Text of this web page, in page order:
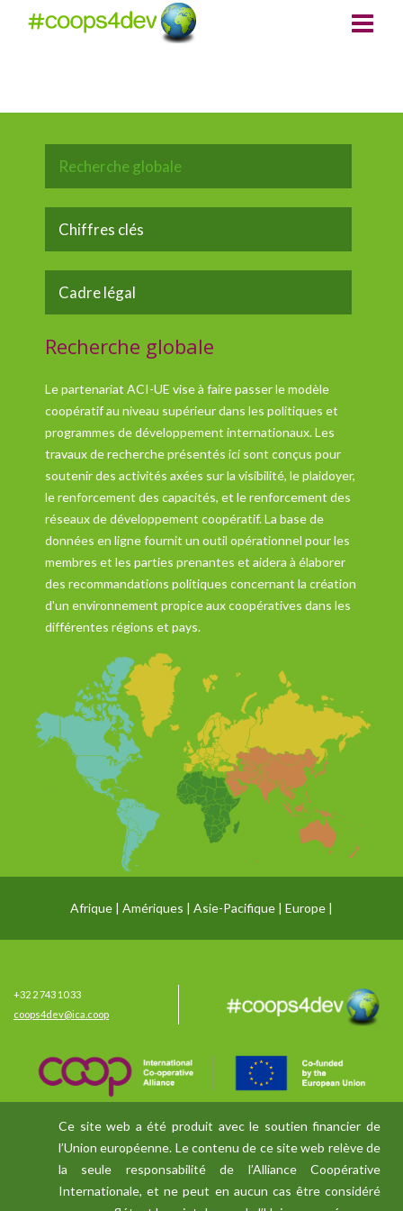
Recherche globale
Chiffres clés
Cadre légal
Recherche globale
Le partenariat ACI-UE vise à faire passer le modèle
coopératif au niveau supérieur dans les politiques et
programmes de développement internationaux. Les
travaux de recherche présentés ici sont conçus pour
soutenir des activités axées sur la visibilité, le plaidoyer,
le renforcement des capacités, et le renforcement des
réseaux de développement coopératif. La base de
données en ligne fournit un outil opérationnel pour les
membres et les parties prenantes et aidera à élaborer
des recommandations politiques concernant la création
d'un environnement propice aux coopératives dans les
différentes régions et pays.
Afrique Amériques Asie-Pacifique Europe
+32 2 743 10 33
coops4dev@ica.coop
Ce site web a été produit avec le soutien financier de
l’Union européenne. Le contenu de ce site web relève de
la seule responsabilité de l’Alliance Coopérative
Internationale, et ne peut en aucun cas être considéré